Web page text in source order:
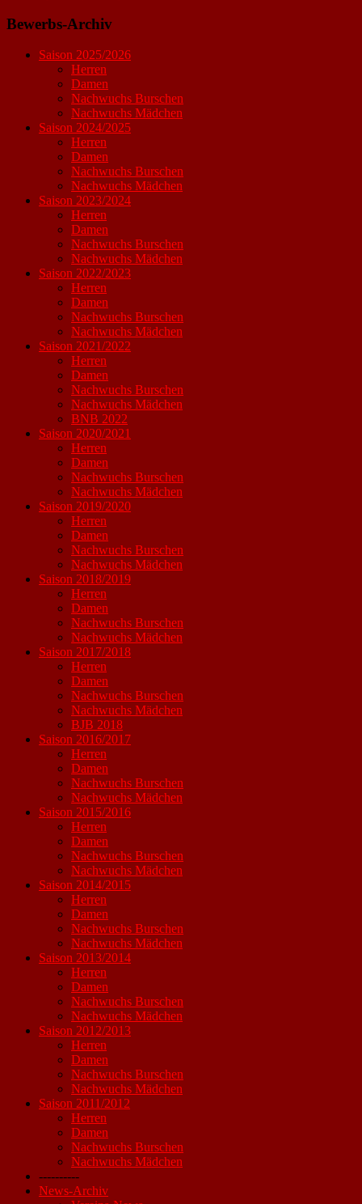
Bewerbs-Archiv
Saison 2025/2026
Herren
Damen
Nachwuchs Burschen
Nachwuchs Mädchen
Saison 2024/2025
Herren
Damen
Nachwuchs Burschen
Nachwuchs Mädchen
Saison 2023/2024
Herren
Damen
Nachwuchs Burschen
Nachwuchs Mädchen
Saison 2022/2023
Herren
Damen
Nachwuchs Burschen
Nachwuchs Mädchen
Saison 2021/2022
Herren
Damen
Nachwuchs Burschen
Nachwuchs Mädchen
BNB 2022
Saison 2020/2021
Herren
Damen
Nachwuchs Burschen
Nachwuchs Mädchen
Saison 2019/2020
Herren
Damen
Nachwuchs Burschen
Nachwuchs Mädchen
Saison 2018/2019
Herren
Damen
Nachwuchs Burschen
Nachwuchs Mädchen
Saison 2017/2018
Herren
Damen
Nachwuchs Burschen
Nachwuchs Mädchen
BJB 2018
Saison 2016/2017
Herren
Damen
Nachwuchs Burschen
Nachwuchs Mädchen
Saison 2015/2016
Herren
Damen
Nachwuchs Burschen
Nachwuchs Mädchen
Saison 2014/2015
Herren
Damen
Nachwuchs Burschen
Nachwuchs Mädchen
Saison 2013/2014
Herren
Damen
Nachwuchs Burschen
Nachwuchs Mädchen
Saison 2012/2013
Herren
Damen
Nachwuchs Burschen
Nachwuchs Mädchen
Saison 2011/2012
Herren
Damen
Nachwuchs Burschen
Nachwuchs Mädchen
----------
News-Archiv